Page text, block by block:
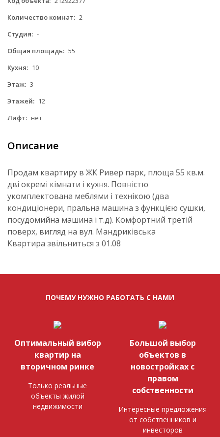
Количество комнат: 2
Студия: -
Общая площадь: 55
Кухня: 10
Этаж: 3
Этажей: 12
Лифт: нет
Описание
Продам квартиру в ЖК Ривер парк, площа 55 кв.м.
дві окремі кімнати і кухня. Повністю
укомплектована меблями і технікою (два
кондиціонери, пральна машина з функцією сушки,
посудомийна машина і т.д). Комфортний третій
поверх, вигляд на вул. Мандриківська
Квартира звільниться з 01.08
ПОЧЕМУ НУЖНО РАБОТАТЬ С НАМИ
Оптимальный вибор
квартир на
вторичном ринке
Только реальные
объекты жилой
недвижимости
Большой выбор
объектов в
новостройках с
правом
собственности
Интересные предложения
от собственников и
инвесторов